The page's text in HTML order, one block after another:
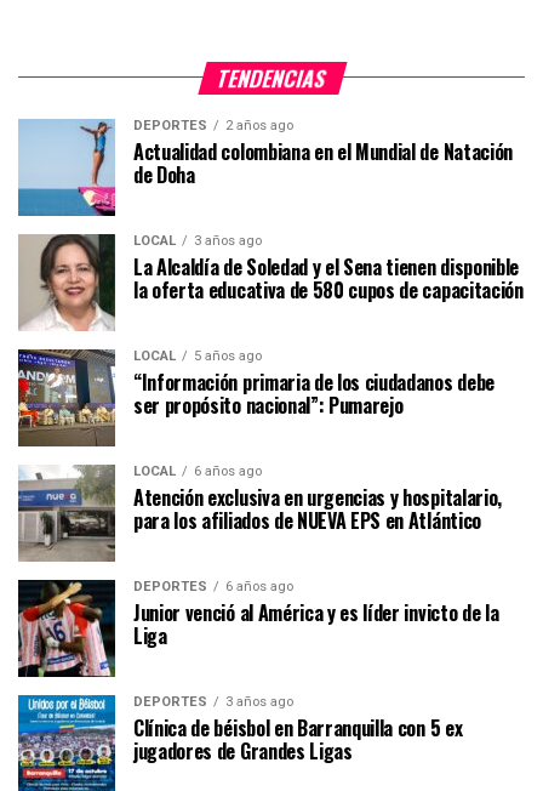
TENDENCIAS
DEPORTES 2 años ago
Actualidad colombiana en el Mundial de Natación
de Doha
LOCAL 3 años ago
La Alcaldía de Soledad y el Sena tienen disponible
la oferta educativa de 580 cupos de capacitación
LOCAL 5 años ago
“Información primaria de los ciudadanos debe
ser propósito nacional”: Pumarejo
LOCAL 6 años ago
Atención exclusiva en urgencias y hospitalario,
para los afiliados de NUEVA EPS en Atlántico
DEPORTES 6 años ago
Junior venció al América y es líder invicto de la
Liga
DEPORTES 3 años ago
Clínica de béisbol en Barranquilla con 5 ex
jugadores de Grandes Ligas